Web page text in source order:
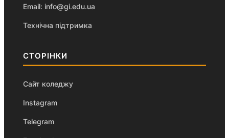
Email: info@gi.edu.ua
Технічна підтримка
СТОРІНКИ
Сайт коледжу
Instagram
Telegram